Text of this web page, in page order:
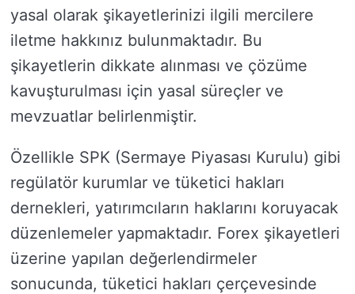
yasal olarak şikayetlerinizi ilgili mercilere
iletme hakkınız bulunmaktadır. Bu
şikayetlerin dikkate alınması ve çözüme
kavuşturulması için yasal süreçler ve
mevzuatlar belirlenmiştir.
Özellikle SPK (Sermaye Piyasası Kurulu) gibi
regülatör kurumlar ve tüketici hakları
dernekleri, yatırımcıların haklarını koruyacak
düzenlemeler yapmaktadır. Forex şikayetleri
üzerine yapılan değerlendirmeler
sonucunda, tüketici hakları çerçevesinde